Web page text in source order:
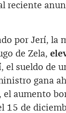
reciente
por Jerí, la
de Zela,
el sueldo de
gana
aumento
15 de